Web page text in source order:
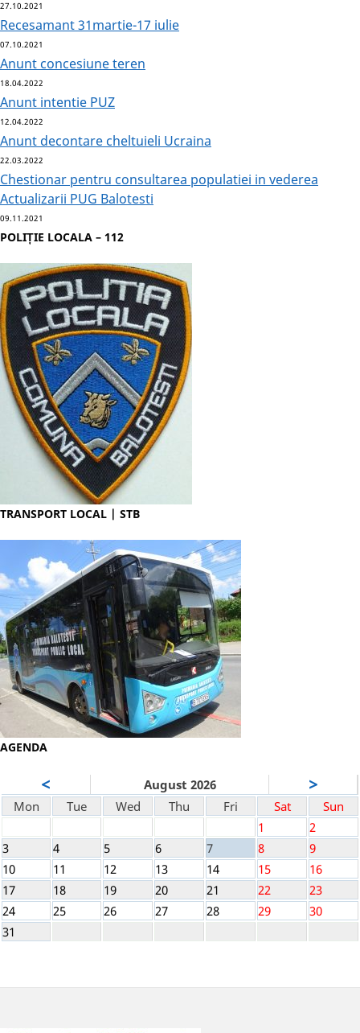
27.10.2021
Recesamant 31martie-17 iulie
07.10.2021
Anunt concesiune teren
18.04.2022
Anunt intentie PUZ
12.04.2022
Anunt decontare cheltuieli Ucraina
22.03.2022
Chestionar pentru consultarea populatiei in vederea
Actualizarii PUG Balotesti
09.11.2021
POLIȚIE LOCALA – 112
TRANSPORT LOCAL | STB
AGENDA
< August 2026 >
Mon Tue Wed Thu Fri Sat
Sun
1
2
3
4 5 6 7 8
9
10
11 12 13 14 15
16
17
18 19 20 21 22
23
24
25 26 27 28 29
30
31